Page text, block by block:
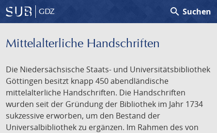
GDZ search Suchen
Mittelalterliche Handschriften
Die Niedersächsische Staats- und Universitätsbibliothek
Göttingen besitzt knapp 450 abendländische
mittelalterliche Handschriften. Die Handschriften
wurden seit der Gründung der Bibliothek im Jahr 1734
sukzessive erworben, um den Bestand der
Universalbibliothek zu ergänzen. Im Rahmen des von